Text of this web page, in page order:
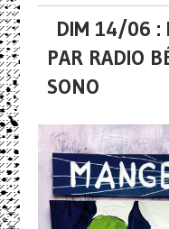
DIM 14/06 :
PAR RADIO
SONO